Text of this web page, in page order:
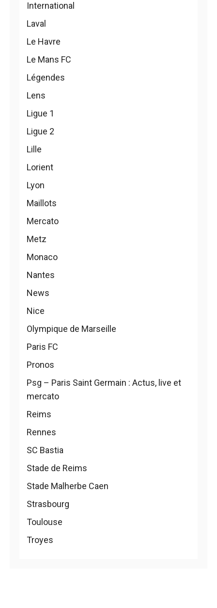
International
Laval
Le Havre
Le Mans FC
Légendes
Lens
Ligue 1
Ligue 2
Lille
Lorient
Lyon
Maillots
Mercato
Metz
Monaco
Nantes
News
Nice
Olympique de Marseille
Paris FC
Pronos
Psg – Paris Saint Germain : Actus, live et
mercato
Reims
Rennes
SC Bastia
Stade de Reims
Stade Malherbe Caen
Strasbourg
Toulouse
Troyes